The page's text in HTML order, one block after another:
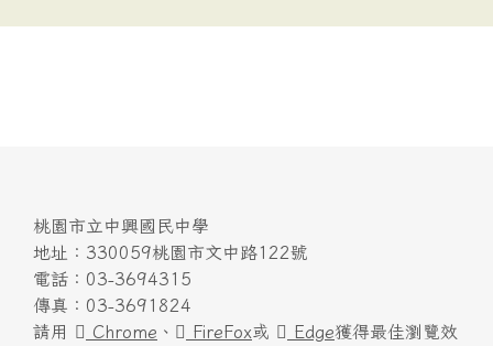
桃園市立中興國民中學
地址：330059桃園市文中路122號
電話：03-3694315
傳真：03-3691824
請用
Chrome 、 FireFox或 Edge獲得最佳瀏覽效